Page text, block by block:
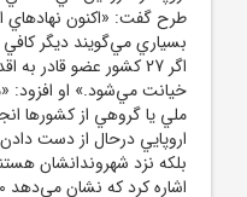
طرح گفت: «اکنون نهادهاي
بسياري مي‌گويند ديگر
اگر 27 کشور عضو قادر
ملي يا گروهي از کشورها
اروپايي درحال از دست
بلکه نزد شهروندانشان